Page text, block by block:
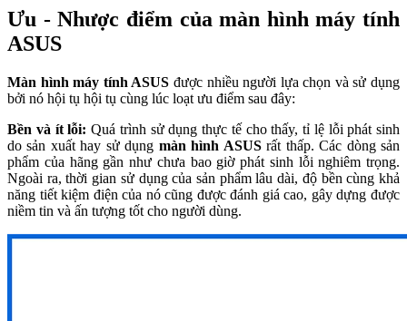
Ưu - Nhược điểm của màn hình máy tính
ASUS
Màn hình máy tính ASUS được nhiều người lựa chọn và sử dụng
bởi nó hội tụ hội tụ cùng lúc loạt ưu điểm sau đây:
Bền và ít lỗi: Quá trình sử dụng thực tế cho thấy, tỉ lệ lỗi phát sinh
do sản xuất hay sử dụng màn hình ASUSrất thấp. Các dòng sản
phẩm của hãng gần như chưa bao giờ phát sinh lỗi nghiêm trọng.
Ngoài ra, thời gian sử dụng của sản phẩm lâu dài, độ bền cùng khả
năng tiết kiệm điện của nó cũng được đánh giá cao, gây dựng được
niềm tin và ấn tượng tốt cho người dùng.